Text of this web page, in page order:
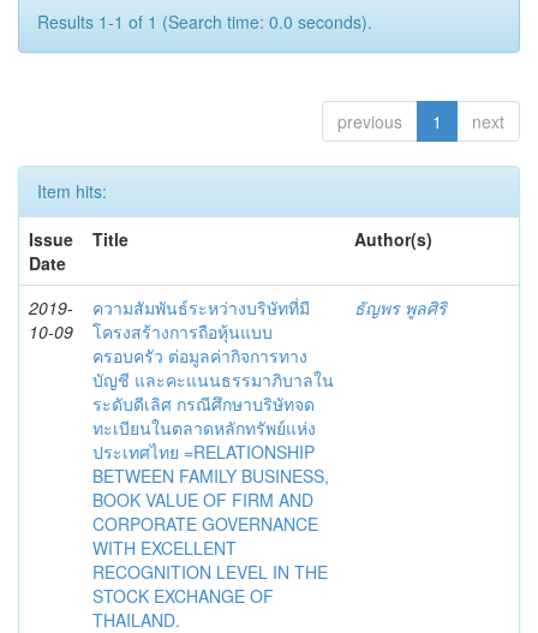
Results 1-1 of 1 (Search time: 0.0 seconds).
previous 1 next
Item hits:
Issue
Date
Title Author(s)
2019-
10-09
ความสัมพันธ์ระหว่างบริษัทที่มี
โครงสร้างการถือหุ้นแบบ
ครอบครัว ต่อมูลค่ากิจการทาง
บัญชี และคะแนนธรรมาภิบาลใน
ระดับดีเลิศ กรณีศึกษาบริษัทจด
ทะเบียนในตลาดหลักทรัพย์แห่ง
ประเทศไทย =RELATIONSHIP
BETWEEN FAMILY BUSINESS,
BOOK VALUE OF FIRM AND
CORPORATE GOVERNANCE
WITH EXCELLENT
RECOGNITION LEVEL IN THE
STOCK EXCHANGE OF
THAILAND.
ธัญพร พูลศิริ